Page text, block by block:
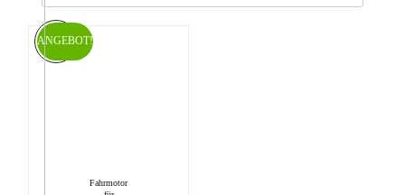
Fahrmotor
ANGEBOT!